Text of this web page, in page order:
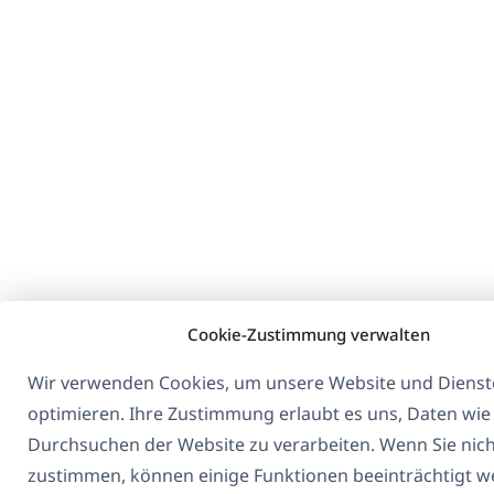
Cookie-Zustimmung verwalten
Wir verwenden Cookies, um unsere Website und
optimieren. Ihre Zustimmung erlaubt es uns, Daten wie
Durchsuchen der Website zu verarbeiten. Wenn Sie
zustimmen, können einige Funktionen beeinträchtigt